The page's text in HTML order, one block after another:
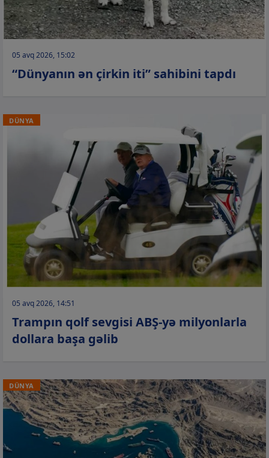
05 avq 2026, 15:02
“Dünyanın ən çirkin iti” sahibini tapdı
DÜNYA
05 avq 2026, 14:51
Trampın qolf sevgisi ABŞ-yə milyonlarla
dollara başa gəlib
DÜNYA